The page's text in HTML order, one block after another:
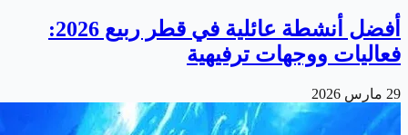
أفضل أنشطة عائلية في قطر ربيع 2026:
فعاليات ووجهات ترفيهية
29 مارس 2026